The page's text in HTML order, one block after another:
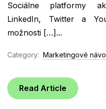
Sociálne platformy
LinkedIn, Twitter a
možnosti […]...
Category: Marketingové
Read Article